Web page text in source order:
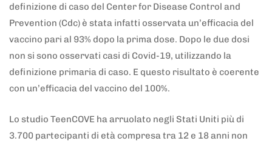
definizione di caso del Center for Disease Control and
Prevention (Cdc) è stata infatti osservata un’efficacia del
vaccino pari al 93% dopo la prima dose. Dopo le due dosi
non si sono osservati casi di Covid-19, utilizzando la
definizione primaria di caso. E questo risultato è coerente
con un’efficacia del vaccino del 100%.
Lo studio TeenCOVE ha arruolato negli Stati Uniti più di
3.700 partecipanti di età compresa tra 12 e 18 anni non